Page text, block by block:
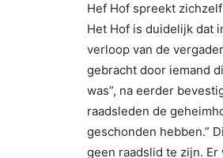
Hef Hof spreekt
Het Hof is duidelijk dat
verloop van de
gebracht door iemand
was”, na eerder
raadsleden de
geschonden hebben.”
geen raadslid te zijn.